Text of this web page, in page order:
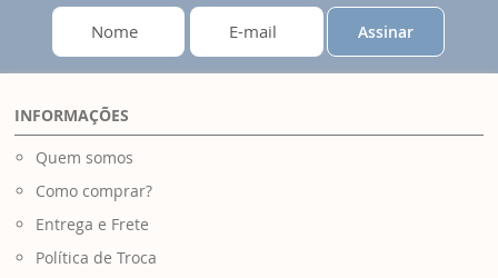
Assinar
INFORMAÇÕES
Quem somos
Como comprar?
Entrega e Frete
Política de Troca